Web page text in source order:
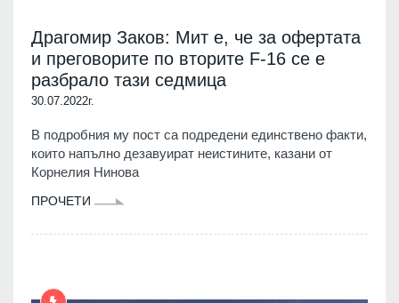
Драгомир Заков: Мит е, че за офертата
и преговорите по вторите F-16 се е
разбрало тази седмица
30.07.2022г.
В подробния му пост са подредени единствено факти,
които напълно дезавуират неистините, казани от
Корнелия Нинова
ПРОЧЕТИ